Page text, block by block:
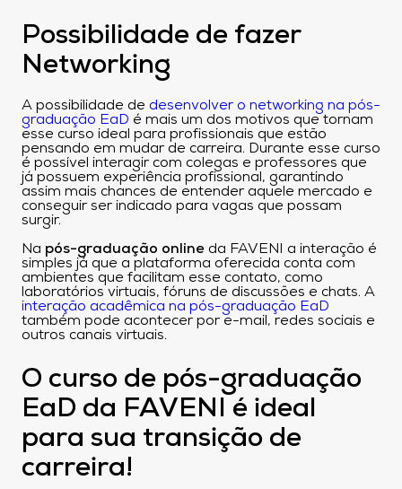
Possibilidade de fazer
Networking
A possibilidade de desenvolver o networking na pós-
graduação EaD é mais um dos motivos que tornam
esse curso ideal para profissionais que estão
pensando em mudar de carreira. Durante esse curso
é possível interagir com colegas e professores que
já possuem experiência profissional, garantindo
assim mais chances de entender aquele mercado e
conseguir ser indicado para vagas que possam
surgir.
Na pós-graduação online da FAVENI a interação é
simples já que a plataforma oferecida conta com
ambientes que facilitam esse contato, como
laboratórios virtuais, fóruns de discussões e chats. A
interação acadêmica na pós-graduação EaD
também pode acontecer por e-mail, redes sociais e
outros canais virtuais.
O curso de pós-graduação
EaD da FAVENI é ideal
para sua transição de
carreira!